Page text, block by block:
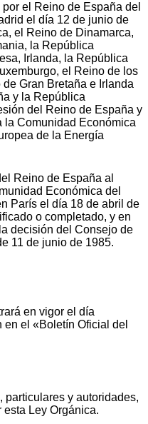
el Reino de España del
el día 12 de junio de
el Reino de Dinamarca,
la República
Irlanda, la República
el Reino de los
Gran Bretaña e Irlanda
y la República
del Reino de España y
la Comunidad Económica
de la Energía
Reino de España al
Económica del
París el día 18 de abril de
o completado, y en
decisión del Consejo de
11 de junio de 1985.
en vigor el día
el «Boletín Oficial del
particulares y autoridades,
Ley Orgánica.